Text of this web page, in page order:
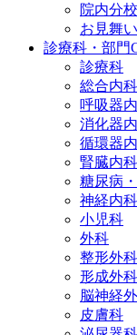
院内分
お見舞
診療科・部門
診療科
総合内科
呼吸器
消化器
循環器
腎臓内科
糖尿病
神経内科
小児科
外科
整形外科
形成外科
脳神経
皮膚科